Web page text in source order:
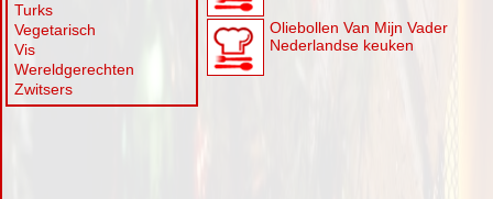
Turks
Vegetarisch
Vis
Wereldgerechten
Zwitsers
Oliebollen Van Mijn Vader
Nederlandse keuken